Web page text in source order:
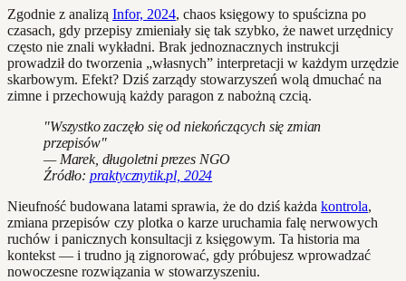
Zgodnie z analizą Infor, 2024, chaos księgowy to spuścizna po
czasach, gdy przepisy zmieniały się tak szybko, że nawet urzędnicy
często nie znali wykładni. Brak jednoznacznych instrukcji
prowadził do tworzenia „własnych” interpretacji w każdym urzędzie
skarbowym. Efekt? Dziś zarządy stowarzyszeń wolą dmuchać na
zimne i przechowują każdy paragon z nabożną czcią.
"Wszystko zaczęło się od niekończących się zmian
przepisów"
— Marek, długoletni prezes NGO
Źródło: praktycznytik.pl, 2024
Nieufność budowana latami sprawia, że do dziś każda kontrola,
zmiana przepisów czy plotka o karze uruchamia falę nerwowych
ruchów i panicznych konsultacji z księgowym. Ta historia ma
kontekst — i trudno ją zignorować, gdy próbujesz wprowadzać
nowoczesne rozwiązania w stowarzyszeniu.